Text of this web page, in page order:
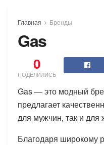
Главная Бренды
Gas
0
ПОДЕЛИЛИСЬ
Gas — это модный
предлагает
для мужчин, так и
Благодаря широкому